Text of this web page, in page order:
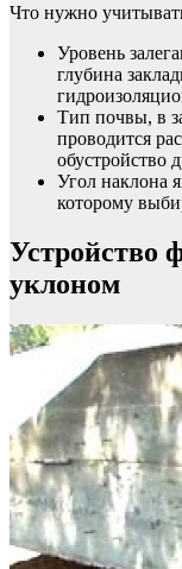
Что нужно
Уровень
глубина
Тип почвы, в
проводится
обустройство
Угол наклона
которому
Устройство
уклоном